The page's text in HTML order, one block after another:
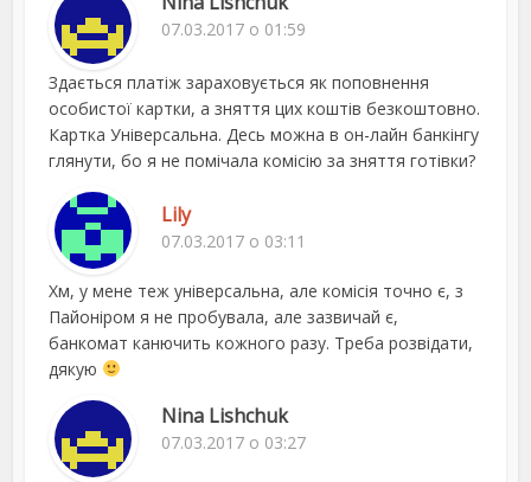
07.03.2017 о 01:59
Здається платіж зараховується як поповнення
особистої картки, а зняття цих коштів безкоштовно.
Картка Універсальна. Десь можна в он-лайн банкінгу
глянути, бо я не помічала комісію за зняття готівки?
Lily
07.03.2017 о 03:11
Хм, у мене теж універсальна, але комісія точно є, з
Пайоніром я не пробувала, але зазвичай є,
банкомат канючить кожного разу. Треба розвідати,
дякую
Nina Lishchuk
07.03.2017 о 03:27